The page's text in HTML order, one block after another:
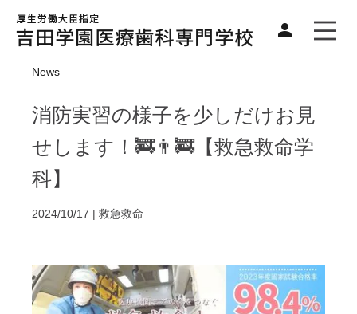
News
消防実習の様子を少しだけお見
せします！🚒👨‍🚒【救急救命学
科】
2024/10/17 | 救急救命